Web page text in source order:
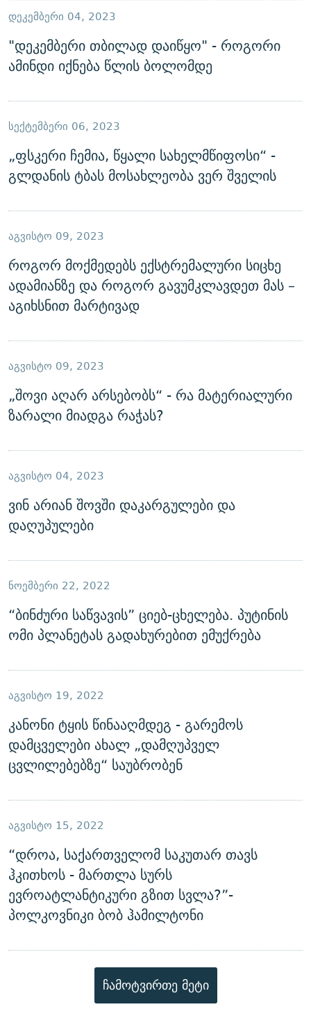
ᲓᲔᲙᲔᲛᲑᲔᲠᲘ 04, 2023
"დეკემბერი თბილად დაიწყო" - როგორი
ამინდი იქნება წლის ბოლომდე
ᲡᲔᲥᲢᲔᲛᲑᲔᲠᲘ 06, 2023
„ფსკერი ჩემია, წყალი სახელმწიფოსი“ -
გლდანის ტბას მოსახლეობა ვერ შველის
ᲐᲒᲕᲘᲡᲢᲝ 09, 2023
როგორ მოქმედებს ექსტრემალური სიცხე
ადამიანზე და როგორ გავუმკლავდეთ მას –
აგიხსნით მარტივად
ᲐᲒᲕᲘᲡᲢᲝ 09, 2023
„შოვი აღარ არსებობს“ - რა მატერიალური
ზარალი მიადგა რაჭას?
ᲐᲒᲕᲘᲡᲢᲝ 04, 2023
ვინ არიან შოვში დაკარგულები და
დაღუპულები
ᲜᲝᲔᲛᲑᲔᲠᲘ 22, 2022
“ბინძური საწვავის” ციებ-ცხელება. პუტინის
ომი პლანეტას გადახურებით ემუქრება
ᲐᲒᲕᲘᲡᲢᲝ 19, 2022
კანონი ტყის წინააღმდეგ - გარემოს
დამცველები ახალ „დამღუპველ
ცვლილებებზე“ საუბრობენ
ᲐᲒᲕᲘᲡᲢᲝ 15, 2022
“დროა, საქართველომ საკუთარ თავს
ჰკითხოს - მართლა სურს
ევროატლანტიკური გზით სვლა?”-
პოლკოვნიკი ბობ ჰამილტონი
ჩამოტვირთე მეტი